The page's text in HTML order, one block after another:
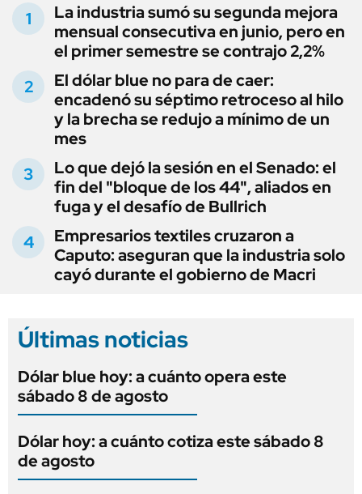
La industria sumó su segunda mejora
mensual consecutiva en junio, pero en
el primer semestre se contrajo 2,2%
El dólar blue no para de caer:
encadenó su séptimo retroceso al hilo
y la brecha se redujo a mínimo de un
mes
Lo que dejó la sesión en el Senado: el
fin del "bloque de los 44", aliados en
fuga y el desafío de Bullrich
Empresarios textiles cruzaron a
Caputo: aseguran que la industria solo
cayó durante el gobierno de Macri
Últimas noticias
Dólar blue hoy: a cuánto opera este
sábado 8 de agosto
Dólar hoy: a cuánto cotiza este sábado 8
de agosto